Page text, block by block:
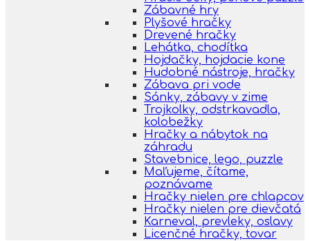
Zábavné hry
Plyšové hračky
Drevené hračky
Lehátka, chodítka
Hojdačky, hojdacie kone
Hudobné nástroje, hračky
Zábava pri vode
Sánky, zábavy v zime
Trojkolky, odstrkavadla,
kolobežky
Hračky a nábytok na
záhradu
Stavebnice, lego, puzzle
Maľujeme, čítame,
poznávame
Hračky nielen pre chlapcov
Hračky nielen pre dievčatá
Karneval, prevleky, oslavy
Licenčné hračky, tovar